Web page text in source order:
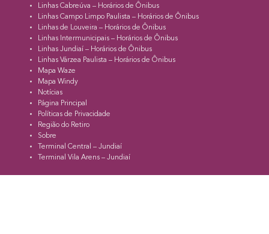
Linhas Cabreúva – Horários de Ônibus
Linhas Campo Limpo Paulista – Horários de Ônibus
Linhas de Louveira – Horários de Ônibus
Linhas Intermunicipais – Horários de Ônibus
Linhas Jundiaí – Horários de Ônibus
Linhas Várzea Paulista – Horários de Ônibus
Mapa Waze
Mapa Windy
Notícias
Página Principal
Políticas de Privacidade
Região do Retiro
Sobre
Terminal Central – Jundiaí
Terminal Vila Arens – Jundiaí